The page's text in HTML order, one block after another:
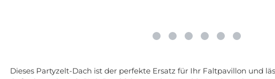
Dieses Partyzelt-Dach ist der perfekte Ersatz für Ihr Faltpavillon und